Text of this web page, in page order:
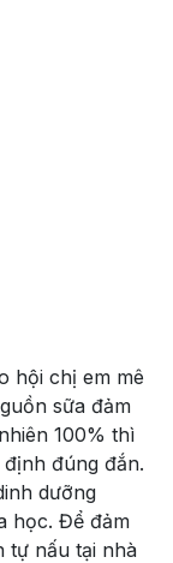
hội chị em mê
sữa đảm
100% thì
đúng đắn.
dưỡng
học. Để đảm
tự nấu tại nhà